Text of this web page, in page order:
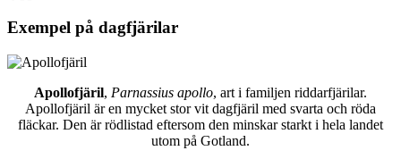
Exempel på dagfjärilar
Apollofjäril, Parnassius apollo, art i familjen riddarfjärilar.
Apollofjäril är en mycket stor vit dagfjäril med svarta och röda
fläckar. Den är rödlistad eftersom den minskar starkt i hela landet
utom på Gotland.